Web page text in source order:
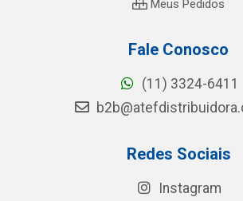
Meus Pedidos
Fale Conosco
(11) 3324-6411
Redes Sociais
Instagram